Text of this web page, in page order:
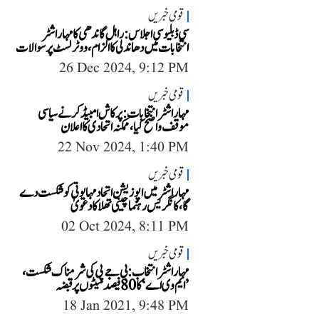
قومی خبریں
سی ڈبلیو سی اجلاس: راہل گاندھی کا مہاراشٹر
انتخابات میں دھاندلی کا الزام، ووٹر لسٹ پر سوالات
26 Dec 2024, 9:12 PM
قومی خبریں
مہاراشٹر انتخابات: پرکاش امبیڈکر نے سیاسی
موقف واضح کیا، ممکنہ اتحادی کا اعلان
22 Nov 2024, 1:40 PM
قومی خبریں
مہاراشٹر میں اپوزیشن اتحاد مہایوتی کو شکست دے
گا، کانگریس رہنما چینی تھلا کا دعویٰ
02 Oct 2024, 8:11 PM
قومی خبریں
مہاراشٹر انتخاب: بی جے پی کی شرمناک شکست،
’ایم وی اے‘ کا 80 فیصد سیٹوں پر قبضہ
18 Jan 2021, 9:48 PM